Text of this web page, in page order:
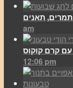
am
קרם קוקוס
12:06 pm